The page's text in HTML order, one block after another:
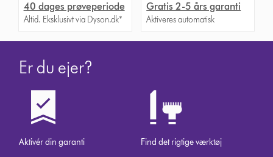
40 dages prøveperiode
Altid. Eksklusivt via Dyson.dk*
Gratis 2-5 års garanti
Aktiveres automatisk
Er du ejer?
Aktivér din garanti Find det rigtige værktøj